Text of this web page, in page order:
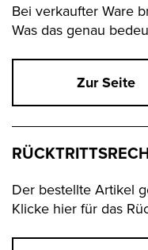
Bei verkaufter Ware
Was das genau
Zur Seite
Der bestellte Artikel
Klicke hier für das